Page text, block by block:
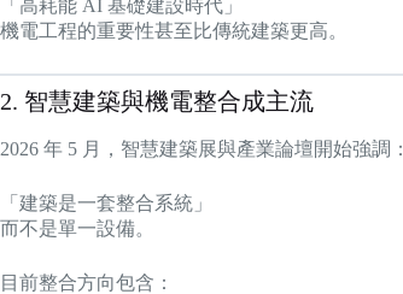
「高耗能 AI 基礎建設時代」
機電工程的重要性甚至比傳統建築更高。
2. 智慧建築與機電整合成主流
2026 年 5 月，智慧建築展與產業論壇開始強調：
「建築是一套整合系統」
而不是單一設備。
目前整合方向包含：